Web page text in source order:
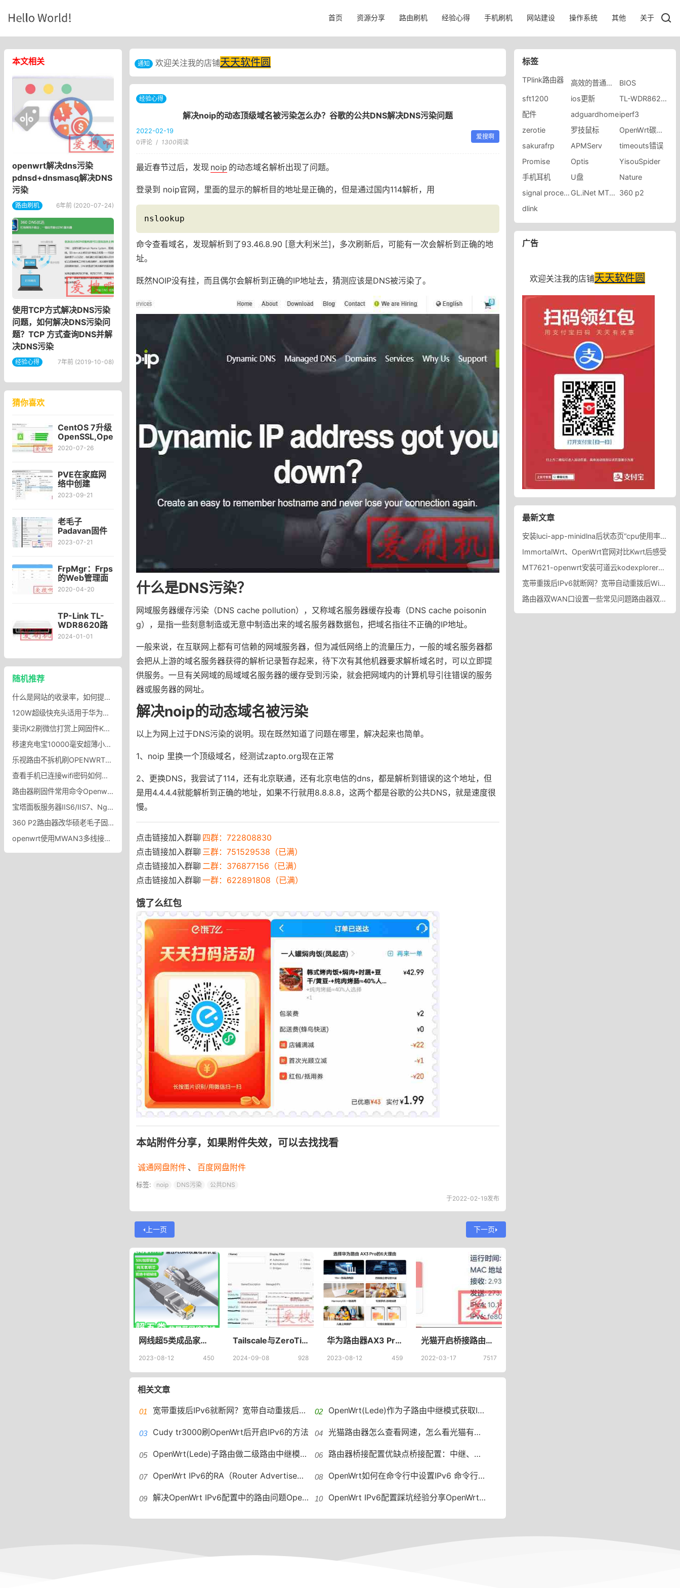
首页 资源分享 路由刷机 经验心得 手机刷机 网站建设 操作系统 其他 关于
本文相关
openwrt解决dns污染
pdnsd+dnsmasq解决DNS
污染
路由刷机 6年前 (2020-07-24)
使用TCP方式解决DNS污染
问题，如何解决DNS污染问
题？TCP 方式查询DNS并解
决DNS污染
经验心得 7年前 (2019-10-08)
猜你喜欢
CentOS 7升级
OpenSSL,OpenSSL
实现生成自签
2020-07-26
PVE在家庭网
络中创建
OpenWRT软
2023-09-21
老毛子
Padavan固件
为什么DDNS不
2023-07-21
FrpMgr：Frps
的Web管理面
板安装及使用
板：FrpMgr安
装及使用
2020-04-20
TP-Link TL-
WDR8620路
由器的USB可
2024-01-01
随机推荐
什么是网站的收录率，如何提高网站的收录率
120W超级快充头适用于华为荣耀苹果充电器PD35W头14pro数据线插头手机专用13快充平板正品套装max闪充原_威乎旗舰店
斐讯K2刷微信打赏上网固件K2最新微信打赏固件
移速充电宝10000毫安超薄小巧便携快充超大容量迷你随身冲移动电源适用华为小米苹果专用手机官方旗舰店正品_移速旗舰店
乐视路由不拆机刷OPENWRT固件乐视刷机方法固件下载乐视路由刷breed教程
查看手机已连接wifi密码如何查看手机已经连接的wifi密码
路由器刷固件常用命令Openwrt 之mtd/mtd_write烧写固件
宝塔面板服务器IIS6/IIS7、Nginx、Apache屏蔽垃圾爬虫UA禁止垃圾爬虫，屏蔽指定UA
360 P2路由器改华硕老毛子固件3.4.3.9-099,360 P2路由器刷调试版固件360 p2刷机
openwrt使用MWAN3多线接入多线叠加——1、创建WAN口配置VLAN交换机
通知 欢迎关注我的店铺天天软件圆
经验心得
解决noip的动态顶级域名被污染怎么办？谷歌的公共DNS解决DNS污染问题
2022-02-19
0评论 / 1300阅读
爱搜啊
最近春节过后，发现 noip 的动态域名解析出现了问题。
登录到 noip官网，里面的显示的解析目的地址是正确的，但是通过国内114解析，用
nslookup
命令查看域名，发现解析到了93.46.8.90 [意大利米兰]，多次刷新后，可能有一次会解析到正确的地
址。
既然NOIP没有挂，而且偶尔会解析到正确的IP地址去，猜测应该是DNS被污染了。
什么是DNS污染？
网域服务器缓存污染（DNS cache pollution），又称域名服务器缓存投毒（DNS cache poisonin
g），是指一些刻意制造或无意中制造出来的域名服务器数据包，把域名指往不正确的IP地址。
一般来说，在互联网上都有可信赖的网域服务器，但为减低网络上的流量压力，一般的域名服务器都
会把从上游的域名服务器获得的解析记录暂存起来，待下次有其他机器要求解析域名时，可以立即提
供服务。一旦有关网域的局域域名服务器的缓存受到污染，就会把网域内的计算机导引往错误的服务
器或服务器的网址。
解决noip的动态域名被污染
以上为网上过于DNS污染的说明。现在既然知道了问题在哪里，解决起来也简单。
1、noip 里换一个顶级域名，经测试zapto.org现在正常
2、更换DNS，我尝试了114，还有北京联通，还有北京电信的dns，都是解析到错误的这个地址，但
是用4.4.4.4就能解析到正确的地址，如果不行就用8.8.8.8，这两个都是谷歌的公共DNS，就是速度很
慢。
点击链接加入群聊 四群：722808830
点击链接加入群聊 三群：751529538（已满）
点击链接加入群聊 二群：376877156（已满）
点击链接加入群聊 一群：622891808（已满）
饿了么红包
本站附件分享，如果附件失效，可以去找找看
诚通网盘附件 、 百度网盘附件
标签: noip DNS污染
公共DNS
于2022-02-19发布
上一页 下一页
网线超5类成品家用电脑路由器交换机宽带连接跳线_ENJOYLINK欢联旗舰店
2023-08-12 450
Tailscale与ZeroTier的对比两个优势 Tailscale和ZeroTier区别？
2024-09-08 928
华为路由器AX3 Pro wifi6+千兆端口无线速率上网保护家用高速路由_华为官方旗舰店
2023-08-12 459
光猫开启桥接路由器拨号ipv6公网ip设置DDNS外网自由访问内网nas
2022-03-17 7517
相关文章
宽带重拨后IPv6就断网？宽带自动重拨后Win10的IPv6失效 OpenWrt(Lede)作为子路由中继模式获取IPv6
Cudy tr3000刷OpenWrt后开启IPv6的方法 光猫路由器怎么查看网速，怎么看光猫有路由功能
OpenWrt(Lede)子路由做二级路由中继模式获取IPv6方法 路由器桥接配置优缺点桥接配置：中继、主从与WDS吐槽
OpenWrt IPv6的RA（Router Advertisement）配置OpenWrt IPv6配置中的RA设置 OpenWrt如何在命令行中设置IPv6 命令行配置IPv6
解决OpenWrt IPv6配置中的路由问题OpenWrt IPv6配置 OpenWrt IPv6配置踩坑经验分享OpenWrt的IPv6配置需要特别的硬件支持吗
标签
​TPlink路由器 高效的普通家庭网络
BIOS
sft1200
ios更新
TL-WDR8620路由器
配件
adguardhomeiperf3
zerotie
罗技鼠标
OpenWrt碳酸饮料
sakurafrp
APMServ
timeouts错误
Promise
Optis
YisouSpider
手机耳机
U盘
Nature
signal process started
GL.iNet MT2500 360 p2
dlink
广告
欢迎关注我的店铺天天软件圆
最新文章
安装luci-app-minidlna后状态页“cpu使用率“显示虚高，排除过程记录。
ImmortalWrt、OpenWrt官网对比Kwrt后感受
MT7621-openwrt安装可道云kodexplorer轻量化NAS
宽带重拨后IPv6就断网？宽带自动重拨后Win10的IPv6失效
路由器双WAN口设置一些常见问题路由器双WAN口设置踩坑